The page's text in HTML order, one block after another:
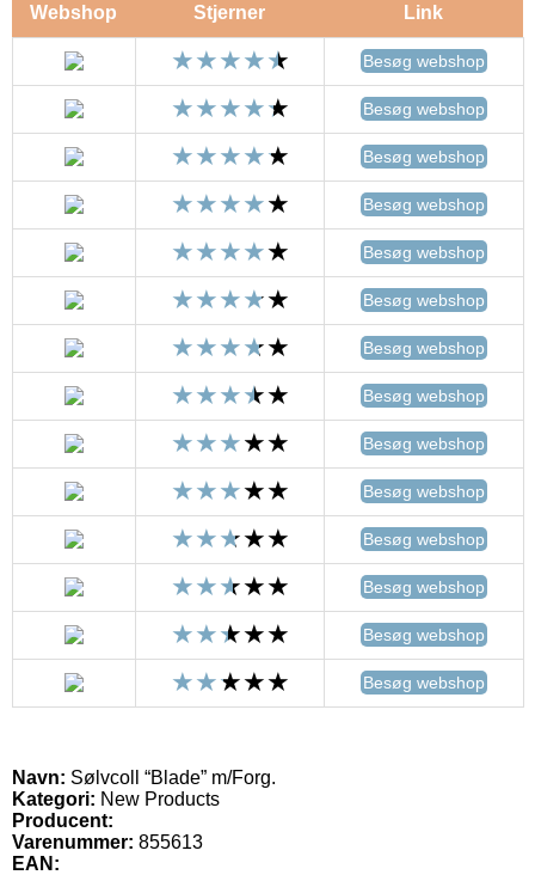
Webshop Stjerner Link
Besøg webshop
Besøg webshop
Besøg webshop
Besøg webshop
Besøg webshop
Besøg webshop
Besøg webshop
Besøg webshop
Besøg webshop
Besøg webshop
Besøg webshop
Besøg webshop
Besøg webshop
Besøg webshop
Navn: Sølvcoll “Blade” m/Forg.
Kategori: New Products
Producent:
Varenummer: 855613
EAN: